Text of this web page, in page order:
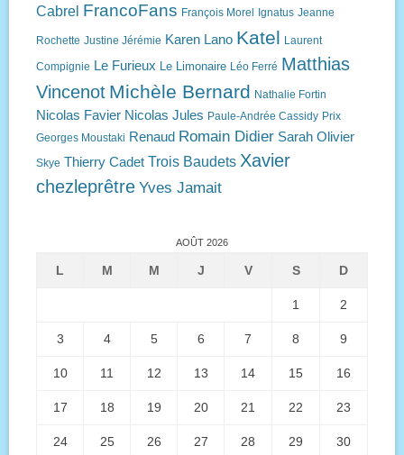
Cabrel FrancoFans François Morel Ignatus Jeanne
Rochette Justine Jérémie Karen Lano Katel Laurent
Compignie Le Furieux Le Limonaire Léo Ferré Matthias
Vincenot Michèle Bernard Nathalie Fortin
Nicolas Favier Nicolas Jules Paule-Andrée Cassidy Prix
Georges Moustaki Renaud Romain Didier Sarah Olivier
Skye Thierry Cadet Trois Baudets Xavier
chezleprêtre Yves Jamait
AOÛT 2026
L M M J V S D
1 2
3 4 5 6 7 8 9
10 11 12 13 14 15 16
17 18 19 20 21 22 23
24 25 26 27 28 29 30